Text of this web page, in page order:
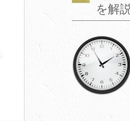
を解